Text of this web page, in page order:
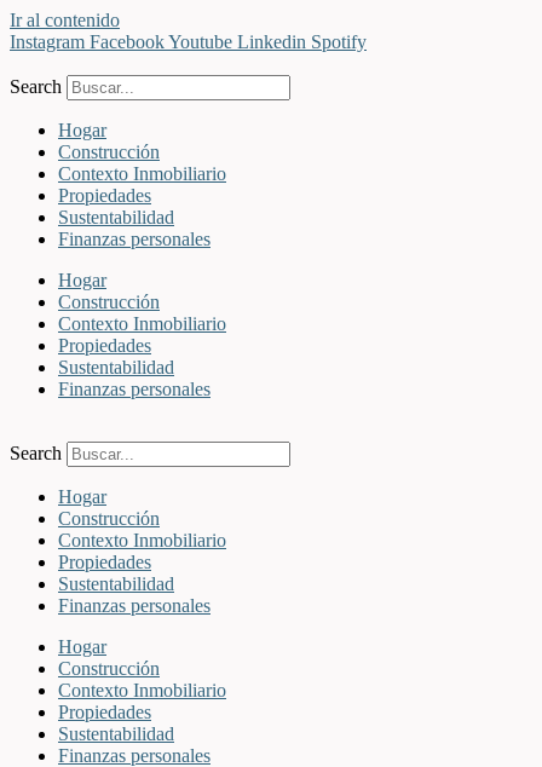
Ir al contenido
Instagram FacebookYoutube Linkedin Spotify
Search
Hogar
Construcción
Contexto Inmobiliario
Propiedades
Sustentabilidad
Finanzas personales
Hogar
Construcción
Contexto Inmobiliario
Propiedades
Sustentabilidad
Finanzas personales
Search
Hogar
Construcción
Contexto Inmobiliario
Propiedades
Sustentabilidad
Finanzas personales
Hogar
Construcción
Contexto Inmobiliario
Propiedades
Sustentabilidad
Finanzas personales